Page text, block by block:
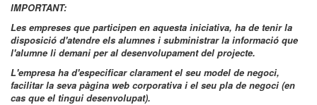
IMPORTANT:
Les empreses que participen en aquesta iniciativa, ha de tenir la
disposició d'atendre els alumnes i subministrar la informació que
l'alumne li demani per al desenvolupament del projecte.
L'empresa ha d'especificar clarament el seu model de negoci,
facilitar la seva pàgina web corporativa i el seu pla de negoci (en
cas que el tingui desenvolupat).